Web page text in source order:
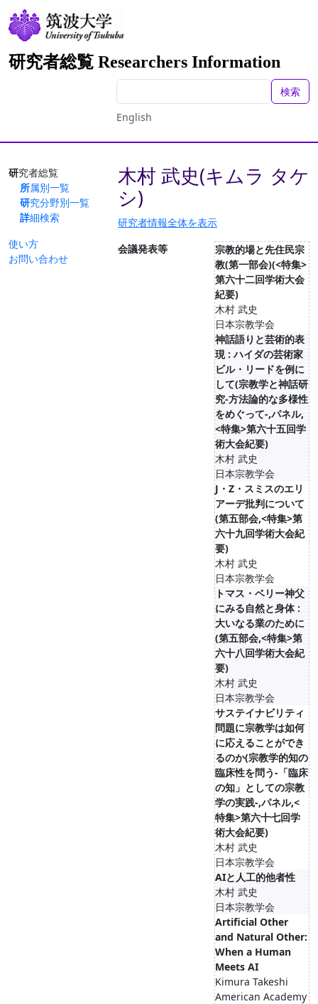
研究者総覧 Researchers Information
検索
English
研究者総覧
所属別一覧
研究分野別一覧
詳細検索
使い方
お問い合わせ
木村 武史(キムラ タケ
シ)
研究者情報全体を表示
会議発表等
宗教的場と先住民宗
教(第一部会)(<特集>
第六十二回学術大会
紀要)
木村 武史
日本宗教学会
神話語りと芸術的表
現 : ハイダの芸術家
ビル・リードを例に
して(宗教学と神話研
究-方法論的な多様性
をめぐって-,パネル,
<特集>第六十五回学
術大会紀要)
木村 武史
日本宗教学会
J・Z・スミスのエリ
アーデ批判について
(第五部会,<特集>第
六十九回学術大会紀
要)
木村 武史
日本宗教学会
トマス・ベリー神父
にみる自然と身体 :
大いなる業のために
(第五部会,<特集>第
六十八回学術大会紀
要)
木村 武史
日本宗教学会
サステイナビリティ
問題に宗教学は如何
に応えることができ
るのか(宗教学的知の
臨床性を問う-「臨床
の知」としての宗教
学の実践-,パネル,<
特集>第六十七回学
術大会紀要)
木村 武史
日本宗教学会
AIと人工的他者性
木村 武史
日本宗教学会
Artificial Other
and Natural Other:
When a Human
Meets AI
Kimura Takeshi
American Academy